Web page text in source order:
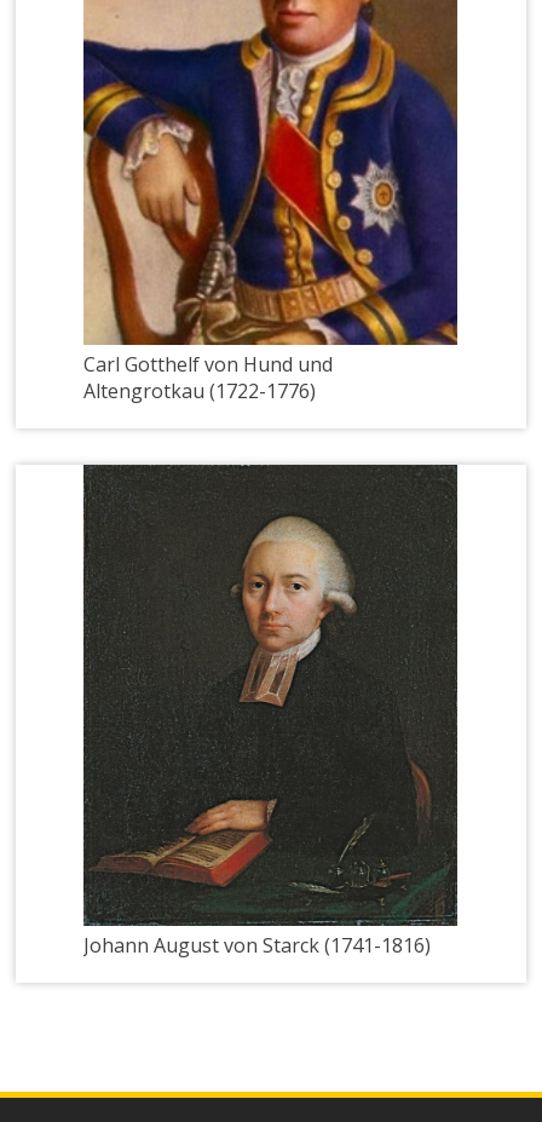
Carl Gotthelf von Hund und
Altengrotkau (1722-1776)
Johann August von Starck (1741-1816)